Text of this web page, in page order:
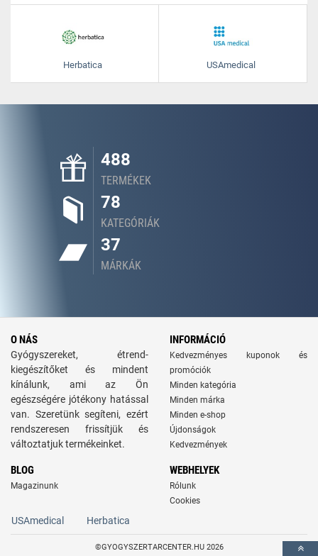
Herbatica USAmedical
488
TERMÉKEK
78
KATEGÓRIÁK
37
MÁRKÁK
O NÁS
Gyógyszereket, étrend-
kiegészítőket és mindent
kínálunk, ami az Ön
egészségére jótékony hatással
van. Szeretünk segíteni, ezért
rendszeresen frissítjük és
változtatjuk termékeinket.
INFORMÁCIÓ
Kedvezményes kuponok és
promóciók
Minden kategória
Minden márka
Minden e-shop
Újdonságok
Kedvezmények
BLOG
Magazinunk
WEBHELYEK
Rólunk
Cookies
USAmedical Herbatica
©GYOGYSZERTARCENTER.HU 2026